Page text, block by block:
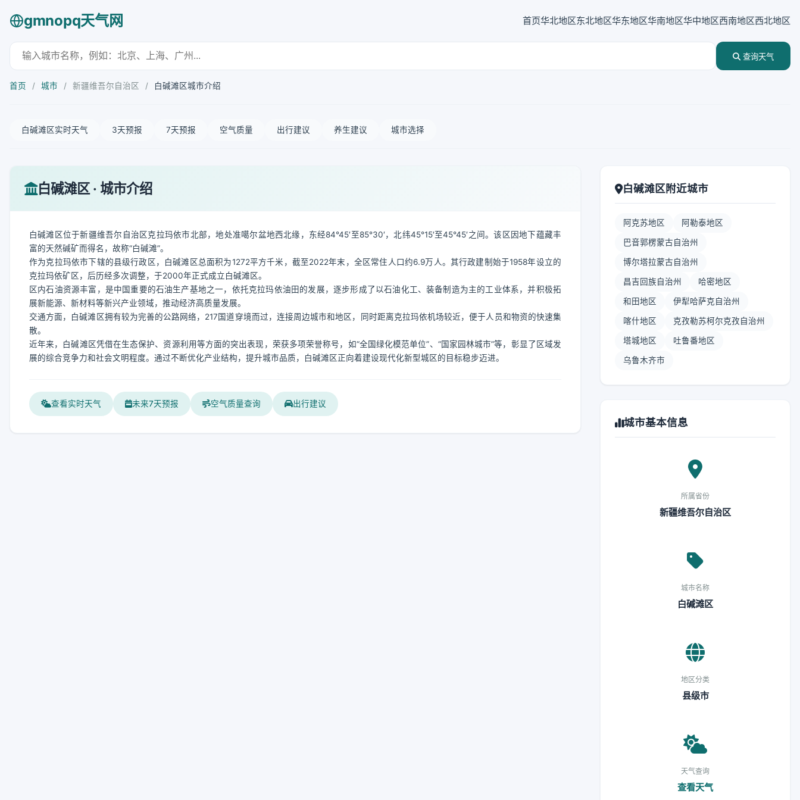
gmnopq天气网 首页华北地区东北地区华东地区华南地区华中地区西南地区西北地区
查询天气
首页 / 城市 / 新疆维吾尔自治区 / 白碱滩区城市介绍
白碱滩区实时天气 3天预报 7天预报 空气质量 出行建议 养生建议 城市选择
白碱滩区 · 城市介绍
白碱滩区位于新疆维吾尔自治区克拉玛依市北部，地处准噶尔盆地西北缘，东经84°45′至85°30′，北纬45°15′至45°45′之间。该区因地下蕴藏丰
富的天然碱矿而得名，故称“白碱滩”。
作为克拉玛依市下辖的县级行政区，白碱滩区总面积为1272平方千米，截至2022年末，全区常住人口约6.9万人。其行政建制始于1958年设立的
克拉玛依矿区，后历经多次调整，于2000年正式成立白碱滩区。
区内石油资源丰富，是中国重要的石油生产基地之一，依托克拉玛依油田的发展，逐步形成了以石油化工、装备制造为主的工业体系，并积极拓
展新能源、新材料等新兴产业领域，推动经济高质量发展。
交通方面，白碱滩区拥有较为完善的公路网络，217国道穿境而过，连接周边城市和地区，同时距离克拉玛依机场较近，便于人员和物资的快速集
散。
近年来，白碱滩区凭借在生态保护、资源利用等方面的突出表现，荣获多项荣誉称号，如“全国绿化模范单位”、“国家园林城市”等，彰显了区域发
展的综合竞争力和社会文明程度。通过不断优化产业结构，提升城市品质，白碱滩区正向着建设现代化新型城区的目标稳步迈进。
查看实时天气 未来7天预报 空气质量查询 出行建议
白碱滩区附近城市
阿克苏地区 阿勒泰地区
巴音郭楞蒙古自治州
博尔塔拉蒙古自治州
昌吉回族自治州 哈密地区
和田地区 伊犁哈萨克自治州
喀什地区 克孜勒苏柯尔克孜自治州
塔城地区 吐鲁番地区
乌鲁木齐市
城市基本信息
所属省份
新疆维吾尔自治区
城市名称
白碱滩区
地区分类
县级市
天气查询
查看天气